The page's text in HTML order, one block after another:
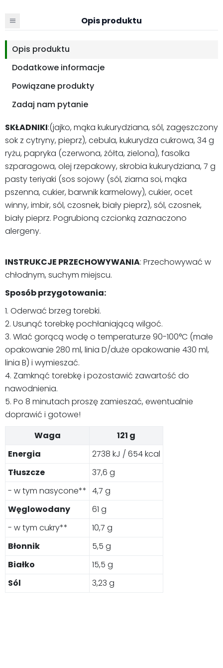
Opis produktu
Opis produktu
Dodatkowe informacje
Powiązane produkty
Zadaj nam pytanie
SKŁADNIKI:(jajko, mąka kukurydziana, sól, zagęszczony
sok z cytryny, pieprz), cebula, kukurydza cukrowa, 34 g
ryżu, papryka (czerwona, żółta, zielona), fasolka
szparagowa, olej rzepakowy, skrobia kukurydziana, 7 g
pasty teriyaki (sos sojowy (sól, ziarna soi, mąka
pszenna, cukier, barwnik karmelowy), cukier, ocet
winny, imbir, sól, czosnek, biały pieprz), sól, czosnek,
biały pieprz. Pogrubioną czcionką zaznaczono
alergeny.
INSTRUKCJE PRZECHOWYWANIA: Przechowywać w
chłodnym, suchym miejscu.
Sposób przygotowania:
1. Oderwać brzeg torebki.
2. Usunąć torebkę pochłaniającą wilgoć.
3. Wlać gorącą wodę o temperaturze 90-100°C (małe
opakowanie 280 ml, linia D/duże opakowanie 430 ml,
linia B) i wymieszać.
4. Zamknąć torebkę i pozostawić zawartość do
nawodnienia.
5. Po 8 minutach proszę zamieszać, ewentualnie
doprawić i gotowe!
Waga
121 g
Energia
2738 kJ / 654 kcal
Tłuszcze
37,6 g
- w tym nasycone** 4,7 g
Węglowodany
61 g
- w tym cukry**
10,7 g
Błonnik
5,5 g
Białko
15,5 g
Sól
3,23 g